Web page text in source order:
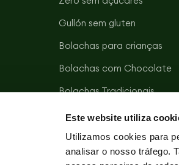
Este website utiliza
Utilizamos cookies para
analisar o nosso tráfego.
Gullón sem gluten
Bolachas para crianças
Bolachas com Chocolate
Bolachas Tradicionais
Bolachas Salgadas
Tortitas Vitalday